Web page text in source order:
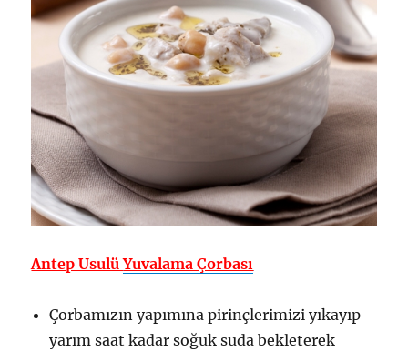
Antep UsulüYuvalama Çorbası
Çorbamızın yapımına pirinçlerimizi yıkayıp
yarım saat kadar soğuk suda bekleterek